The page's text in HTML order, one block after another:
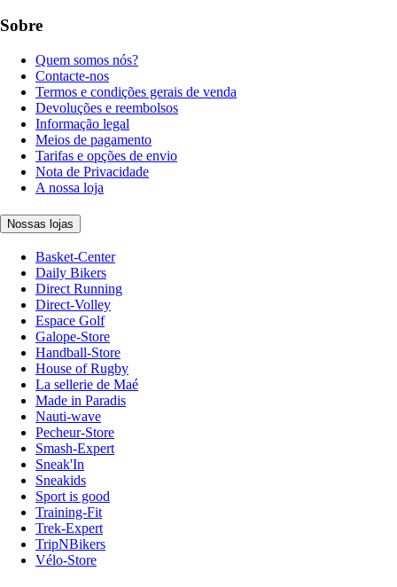
Sobre
Quem somos nós?
Contacte-nos
Termos e condições gerais de venda
Devoluções e reembolsos
Informação legal
Meios de pagamento
Tarifas e opções de envio
Nota de Privacidade
A nossa loja
Nossas lojas
Basket-Center
Daily Bikers
Direct Running
Direct-Volley
Espace Golf
Galope-Store
Handball-Store
House of Rugby
La sellerie de Maé
Made in Paradis
Nauti-wave
Pecheur-Store
Smash-Expert
Sneak'In
Sneakids
Sport is good
Training-Fit
Trek-Expert
TripNBikers
Vélo-Store